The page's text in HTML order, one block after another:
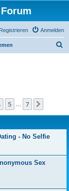
Anmelden
Registrieren
5 7
- No Selfie
Sex